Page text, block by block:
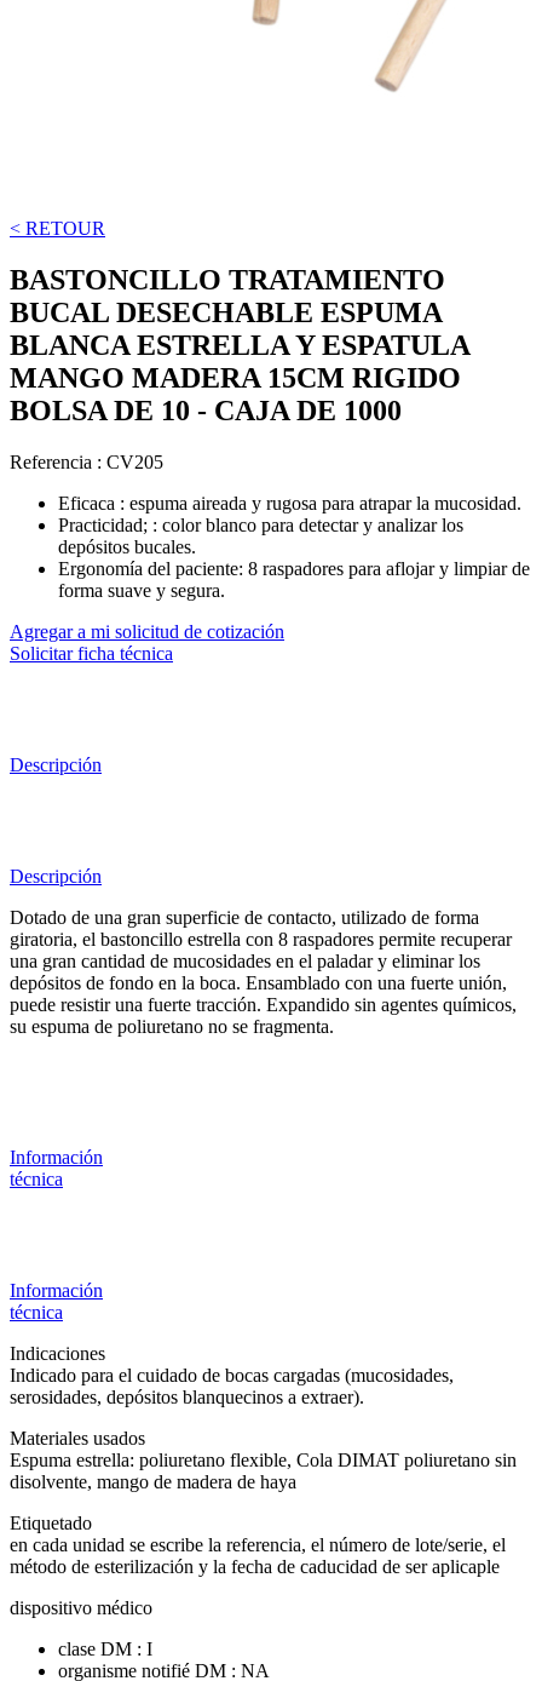
< RETOUR
BASTONCILLO TRATAMIENTO
BUCAL DESECHABLE ESPUMA
BLANCA ESTRELLA Y ESPATULA
MANGO MADERA 15CM RIGIDO
BOLSA DE 10 - CAJA DE 1000
Referencia : CV205
Eficaca : espuma aireada y rugosa para atrapar la mucosidad.
Practicidad; : color blanco para detectar y analizar los
depósitos bucales.
Ergonomía del paciente: 8 raspadores para aflojar y limpiar de
forma suave y segura.
Agregar a mi solicitud de cotización
Solicitar ficha técnica
Descripción
Descripción
Dotado de una gran superficie de contacto, utilizado de forma
giratoria, el bastoncillo estrella con 8 raspadores permite recuperar
una gran cantidad de mucosidades en el paladar y eliminar los
depósitos de fondo en la boca. Ensamblado con una fuerte unión,
puede resistir una fuerte tracción. Expandido sin agentes químicos,
su espuma de poliuretano no se fragmenta.
Información
técnica
Información
técnica
Indicaciones
Indicado para el cuidado de bocas cargadas (mucosidades,
serosidades, depósitos blanquecinos a extraer).
Materiales usados
Espuma estrella: poliuretano flexible, Cola DIMAT poliuretano sin
disolvente, mango de madera de haya
Etiquetado
en cada unidad se escribe la referencia, el número de lote/serie, el
método de esterilización y la fecha de caducidad de ser aplicaple
dispositivo médico
clase DM : I
organisme notifié DM : NA